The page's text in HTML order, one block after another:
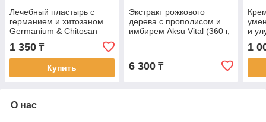
Лечебный пластырь с
германием и хитозаном
Germanium & Chitosan
Greenon (25 шт, Южная
Корея)
1 350 ₸
Купить
Экстракт рожкового
дерева с прополисом и
имбирем Aksu Vital (360 г,
6 300₸
и
г)
1
О нас